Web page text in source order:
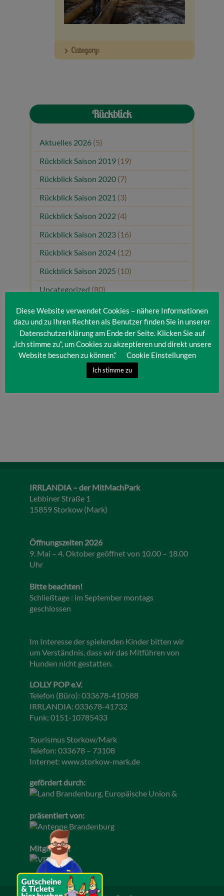
Veranstaltungen
Baumpaten
Category:
Rückblick
Aktuelles 2026 (5)
Rückblick Saison 2019 (19)
Rückblick Saison 2020 (7)
Rückblick Saison 2021 (3)
Rückblick Saison 2022 (4)
Rückblick Saison 2023 (16)
Rückblick Saison 2024 (12)
Rückblick Saison 2025 (10)
Uncategorized (80)
Unsere Gäste(1)
IRRLANDIA – der MitMachPark
Lebbiner Straße 1
15859 Storkow (Mark)
Öffnungszeiten 2026
9. Mai – 4. Oktober geöffnet von 10.00 – 18.00
Uhr
Bitte beachten!
Schließtage : im September montags
geschlossen
Im Interesse der spielenden Kinder bitten wir
um Verständnis, dass wir das Mitführen von
Hunden nicht gestatten.
LOLLY POP e.V.
Telefon (Büro): 033678-410588
IRRLANDIA: 033678-41732
Funk: 0151-10785433
Tourismus Storkow/Mark
Telefon: 033678 – 73108
Internet: www.storkow-mark.de
gefördert durch:
präsentiert von:
Mitglied im:
Diese Website verwendet Cookies – nähere Informationen
dazu und zu Ihren Rechten als Benutzer finden Sie in unserer
Datenschutzerklärung am Ende der Seite. Klicken Sie auf
„Ich stimme zu“, um Cookies zu akzeptieren und direkt unsere
Website besuchen zu können.“
Cookie Einstellungen
Ich stimme zu